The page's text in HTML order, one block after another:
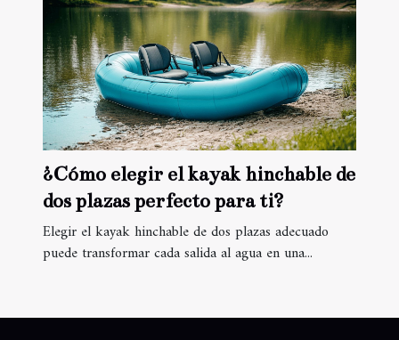
¿Cómo elegir el kayak hinchable de
dos plazas perfecto para ti?
Elegir el kayak hinchable de dos plazas adecuado
puede transformar cada salida al agua en una...